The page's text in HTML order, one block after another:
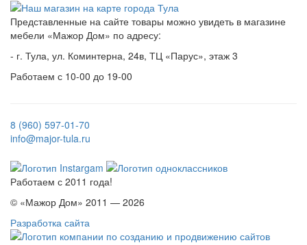
Представленные на сайте товары можно увидеть в магазине
мебели «Мажор Дом» по адресу:
- г. Тула, ул. Коминтерна, 24в, ТЦ «Парус», этаж 3
Работаем с 10-00 до 19-00
8 (960) 597-01-70
info@major-tula.ru
Работаем с 2011 года!
© «Мажор Дом» 2011 — 2026
Разработка сайта